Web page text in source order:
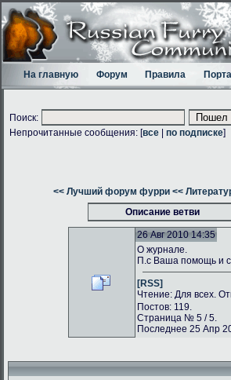
На главную Форум Правила
Поиск:
Непрочитанные сообщения: [все по подписке]
<< Лучший форум фурри <<
Описание ветви
26 Авг 2010 14:35
О журнале.
П.с Ваша помощь и
[RSS]
Чтение: Для всех.
Постов: 119.
Страница № 5 / 5.
Последнее 25 Апр